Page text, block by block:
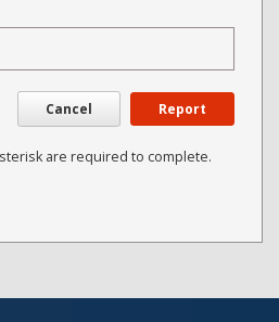
Cancel Report
are required to complete.